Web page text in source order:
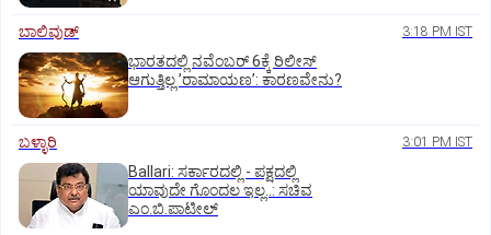
ಬಾಲಿವುಡ್‌ 3:18 PM IST
ಭಾರತದಲ್ಲಿ ನವೆಂಬರ್‌ 6ಕ್ಕೆ ರಿಲೀಸ್‌
ಆಗುತ್ತಿಲ್ಲ ʼರಾಮಾಯಣʼ: ಕಾರಣವೇನು?
ಬಳ್ಳಾರಿ 3:01 PM IST
Ballari: ಸರ್ಕಾರದಲ್ಲಿ - ಪಕ್ಷದಲ್ಲಿ
ಯಾವುದೇ ಗೊಂದಲ ಇಲ್ಲ..: ಸಚಿವ
ಎಂ.ಬಿ.ಪಾಟೀಲ್